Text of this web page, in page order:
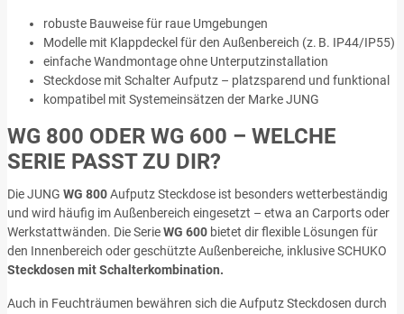
robuste Bauweise für raue Umgebungen
Modelle mit Klappdeckel für den Außenbereich (z. B. IP44/IP55)
einfache Wandmontage ohne Unterputzinstallation
Steckdose mit Schalter Aufputz – platzsparend und funktional
kompatibel mit Systemeinsätzen der Marke JUNG
WG 800 ODER WG 600 – WELCHE
SERIE PASST ZU DIR?
Die JUNG WG 800Aufputz Steckdose ist besonders wetterbeständig
und wird häufig im Außenbereich eingesetzt – etwa an Carports oder
Werkstattwänden. Die SerieWG 600 bietet dir flexible Lösungen für
den Innenbereich oder geschützte Außenbereiche, inklusive SCHUKO
Steckdosen mit Schalterkombination.
Auch in Feuchträumen bewähren sich die Aufputz Steckdosen durch